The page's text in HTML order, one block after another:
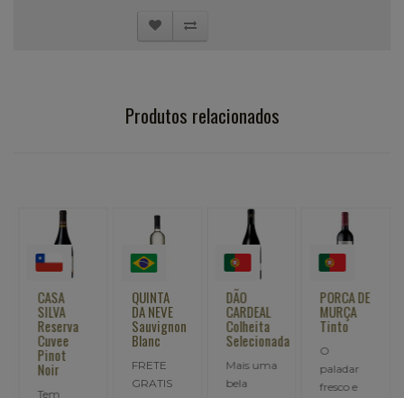
Produtos relacionados
CASA
SILVA
Reserva
Cuvee
Pinot
Noir
Tem
QUINTA
DA NEVE
Sauvignon
Blanc
FRETE
GRATIS
DÃO
CARDEAL
Colheita
Selecionada
Mais uma
bela
PORCA DE
MURÇA
Tinto
O
paladar
fresco e